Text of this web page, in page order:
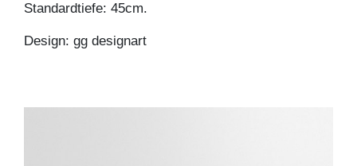
Standardtiefe: 45cm.
Design: gg designart